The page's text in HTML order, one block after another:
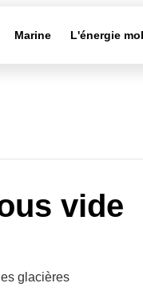
Marine L'énergie
vide
glacières